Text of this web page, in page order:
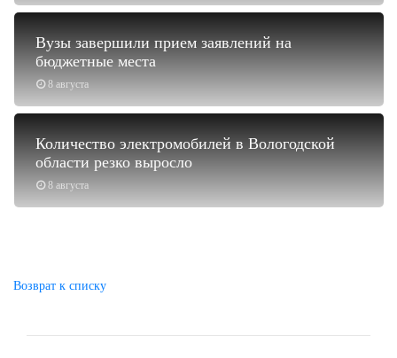
8 августа
Вузы завершили прием заявлений на
бюджетные места
8 августа
Количество электромобилей в Вологодской
области резко выросло
Возврат к списку